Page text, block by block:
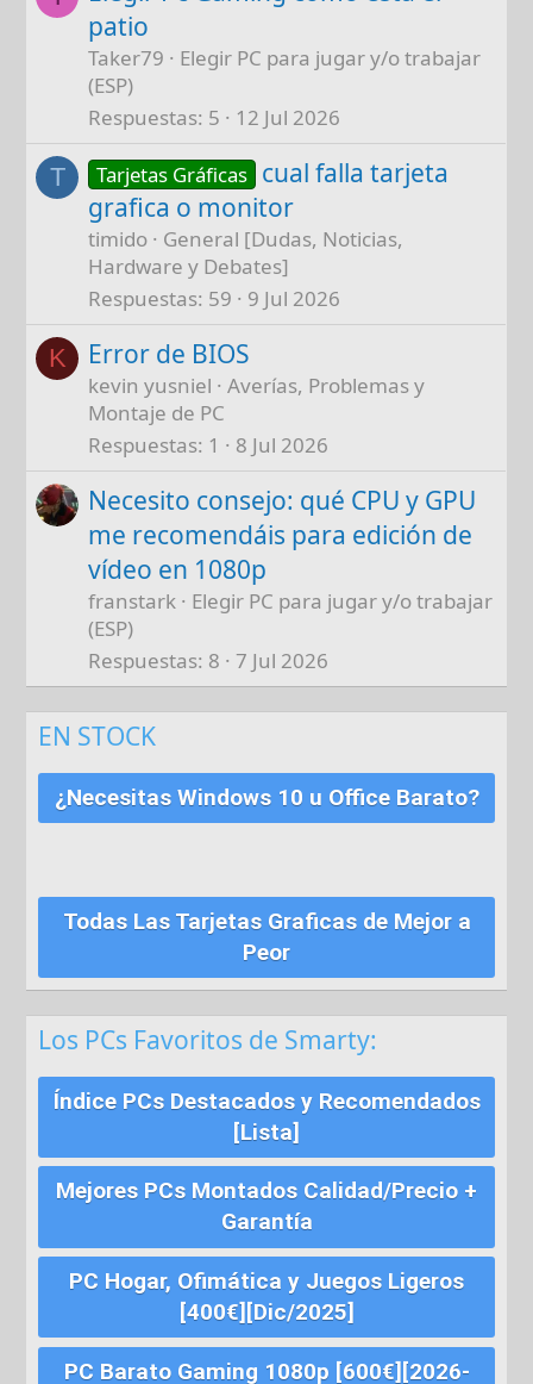
patio
Taker79
Elegir PC para jugar y/o trabajar
(ESP)
Respuestas 5 12 Jul 2026
T Tarjetas Gráficas cual falla tarjeta
grafica o monitor
timido
General [Dudas, Noticias,
Hardware y Debates]
Respuestas 59 9 Jul 2026
K Error de BIOS
kevin yusniel
Averías, Problemas y
Montaje de PC
Respuestas 1 8 Jul 2026
Necesito consejo: qué CPU y GPU
me recomendáis para edición de
vídeo en 1080p
franstark
Elegir PC para jugar y/o trabajar
(ESP)
Respuestas 8 7 Jul 2026
EN STOCK
¿Necesitas Windows 10 u Office Barato?
Todas Las Tarjetas Graficas de Mejor a
Peor
Los PCs Favoritos de Smarty:
Índice PCs Destacados y Recomendados
[Lista]
Mejores PCs Montados Calidad/Precio +
Garantía
PC Hogar, Ofimática y Juegos Ligeros
[400€][Dic/2025]
PC Barato Gaming 1080p [600€][2026-